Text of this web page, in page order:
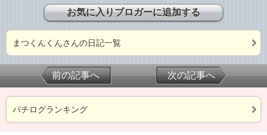
お気に入りブロガーに追加する
まつくんくんさんの日記一覧
前の記事へ 次の記事へ
パチログランキング